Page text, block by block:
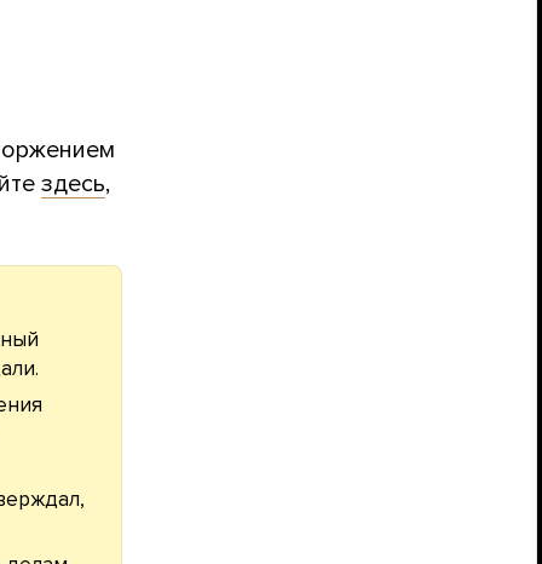
здесь,